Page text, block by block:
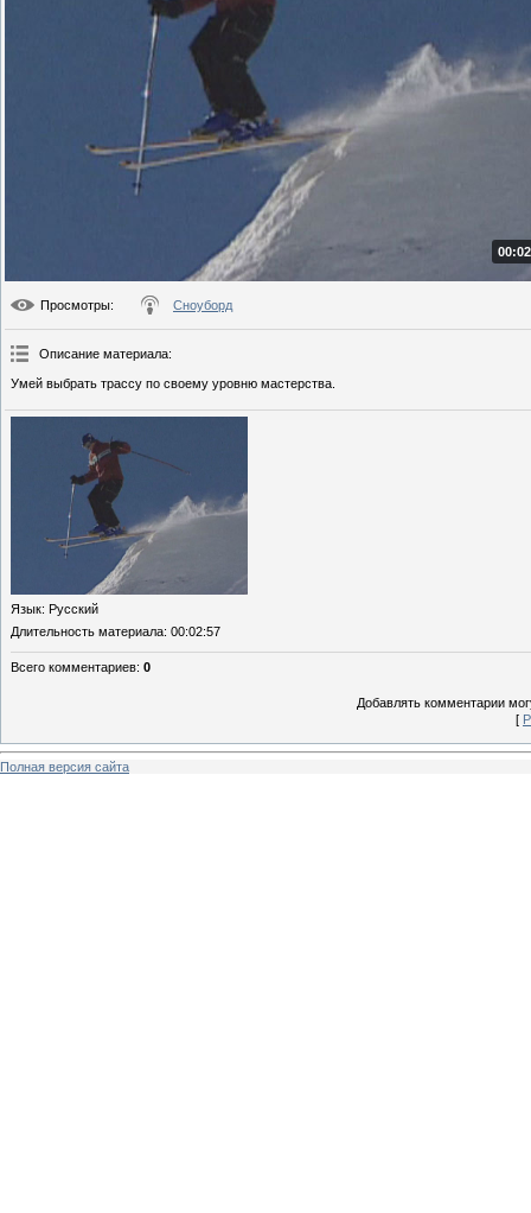
Просмотры: Сноуборд
Описание материала:
Умей выбрать трассу по своему уровню мастерства.
Язык: Русский
Длительность материала: 00:02:57
Всего комментариев: 0
Добавлять комментарии
[
Полная версия сайта